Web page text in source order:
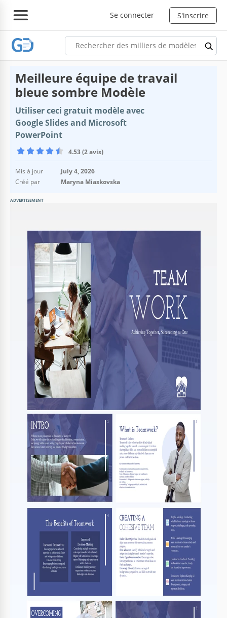
Se connecter S'inscrire
Meilleure équipe de travail
bleue sombre Modèle
Utiliser ceci gratuit modèle avec
Google Slides and Microsoft
PowerPoint
4.53 (2 avis)
Mis à jour
July 4, 2026
Créé par
Maryna Miaskovska
ADVERTISEMENT